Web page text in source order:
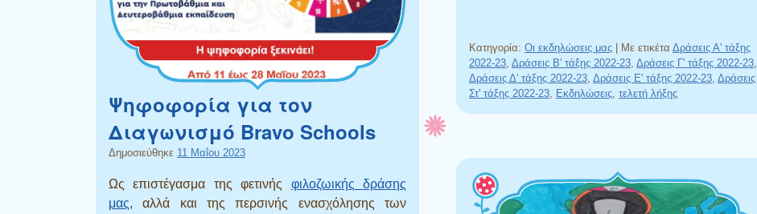
Κατηγορία: Οι εκδηλώσεις μας Με ετικέτα Δράσεις Α' τάξης
2022-23, Δράσεις Β' τάξης 2022-23, Δράσεις Γ' τάξης 2022-23,
Δράσεις Δ' τάξης 2022-23, Δράσεις Ε' τάξης 2022-23, Δράσεις
Στ' τάξης 2022-23, Εκδηλώσεις, τελετή λήξης
Ψηφοφορία για τον
Διαγωνισμό Bravo Schools
Δημοσιεύθηκε 11 Μαΐου 2023
Ως επιστέγασμα της φετινής φιλοζωικής δράσης
μας, αλλά και της περσινής ενασχόλησης των